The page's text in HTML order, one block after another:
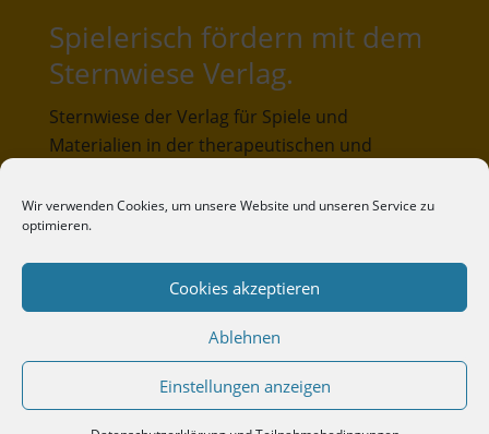
Wir verwenden Cookies, um unsere Website und unseren Service zu
optimieren.
Cookies akzeptieren
Ablehnen
Einstellungen anzeigenZum Warenkorb
Spielerisch fördern mit dem
Sternwiese Verlag.
Sternwiese der Verlag für Spiele und
Materialien in der therapeutischen und
umfasst Spiele und Materialien, die in der
pädagogischen und therapeutischen Praxis
entwickelt und erprobt wurden.
Sternwiese-Verlag
33719 Bielefeld
Telefon: 0521-3298317
Mail: kontakt@sternwiese-verlag.de